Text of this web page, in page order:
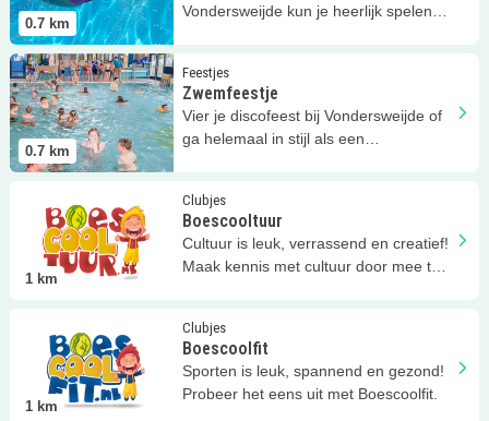
0.7 km
Vondersweijde kun je heerlijk spelen
0.7 km
Feestjes
Zwemfeestje
Vier je discofeest bij Vondersweijde of
ga helemaal in stijl als een
Lees meer Zwemfeestje
1 km
Clubjes
Boescooltuur
Cultuur is leuk, verrassend en creatief!
Maak kennis met cultuur door mee te
Boescooltuur
1 km
Clubjes
Boescoolfit
Sporten is leuk, spannend en gezond!
Probeer het eens uit met Boescoolfit.